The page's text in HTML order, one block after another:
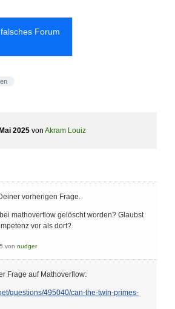
falsches Forum
2025 von Akram Louiz
vorherigen Frage.
mathoverflow gelöscht worden? Glaubst
vor als dort?
von nudger
Frage auf Mathoverflow:
questions/495040/can-the-twin-primes-